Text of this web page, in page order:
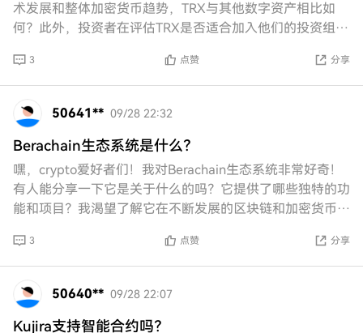
术发展和整体加密货币趋势，TRX与其他数字资产相比如
何？此外，投资者在评估TRX是否适合加入他们的投资组合
3 点赞 分享
50641** 09/28 22:32
Berachain生态系统是什么？
嘿，crypto爱好者们！我对Berachain生态系统非常好奇！
有人能分享一下它是关于什么的吗？它提供了哪些独特的功
能和项目？我渴望了解它在不断发展的区块链和加密货币世
3 点赞 分享
50640** 09/28 22:07
Kujira支持智能合约吗？